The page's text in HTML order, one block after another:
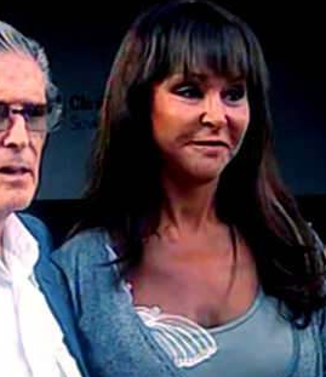
Grajal y Jaime
que su padre, Jaime
como fallecidoy que su
ese artículo has cometido
de que va a demandar a
queha aportado el libro
segunda boda por lo civil
así como el certificado
a la pensión", ha dejado